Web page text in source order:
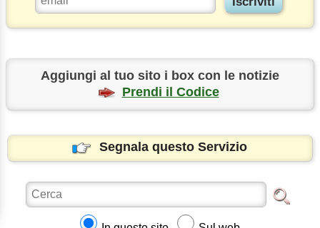
Aggiungi al tuo sito i box con le notizie
Prendi il Codice
Segnala questo Servizio